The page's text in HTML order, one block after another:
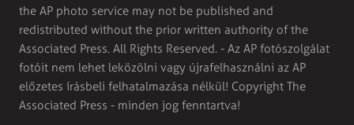
the AP photo service may not be published and
redistributed without the prior written authority of the
Associated Press. All Rights Reserved. - Az AP fotószolgálat
fotóit nem lehet leközölni vagy újrafelhasználni az AP
előzetes írásbeli felhatalmazása nélkül! Copyright The
Associated Press - minden jog fenntartva!